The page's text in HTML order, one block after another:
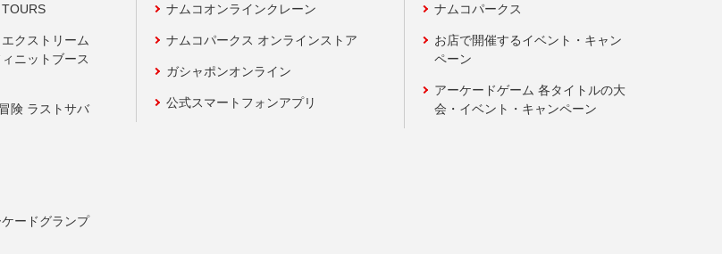
クストリーム
ニットブース
険 ラストサバ
ードグランプ
ナムコオンラインクレーン
ナムコパークス オンラインストア
ガシャポンオンライン
公式スマートフォンアプリ
ナムコパークス
お店で開催するイベント・キャン
ペーン
アーケードゲーム 各タイトルの大
会・イベント・キャンペーン